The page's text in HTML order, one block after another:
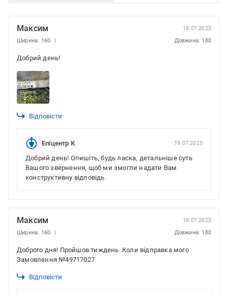
Максим
18.07.2025
Ширина: 160
Довжина: 180
Добрий день!
Відповісти
Епіцентр К 19.07.2025
Добрий день! Опишіть, будь ласка, детальніше суть
Вашого звернення, щоб ми змогли надати Вам
конструктивну відповідь.
Максим
18.07.2025
Ширина: 160
Довжина: 180
Доброго дня! Пройшов тиждень. Коли відправка мого
Замовлення №49717027
Відповісти